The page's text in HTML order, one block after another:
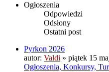
Ogłoszenia
Odpowiedzi
Odsłony
Ostatni post
Pyrkon 2026
autor: Valdi » piątek 15
Ogłoszenia, Konkursy,